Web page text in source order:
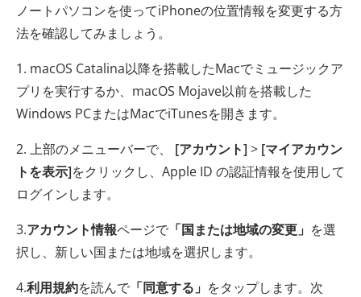
ノートパソコンを使ってiPhoneの位置情報を変更する方
法を確認してみましょう。
1. macOS Catalina以降を搭載したMacでミュージックア
プリを実行するか、macOS Mojave以前を搭載した
Windows PCまたはMacでiTunesを開きます。
2. 上部のメニューバーで、 [アカウント] > [マイアカウン
トを表示]をクリックし、Apple ID の認証情報を使用して
ログインします。
3.アカウント情報ページで 「国または地域の変更」 を選
択し、新しい国または地域を選択します。
4.利用規約を読んで 「同意する」 をタップします。次